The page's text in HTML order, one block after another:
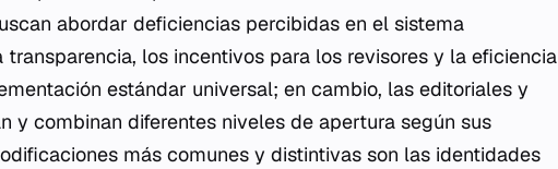
abordar deficiencias percibidas en el sistema
los incentivos para los revisores y la eficiencia
estándar universal; en cambio, las editoriales y
y combinan diferentes niveles de apertura según sus
más comunes y distintivas son las identidades